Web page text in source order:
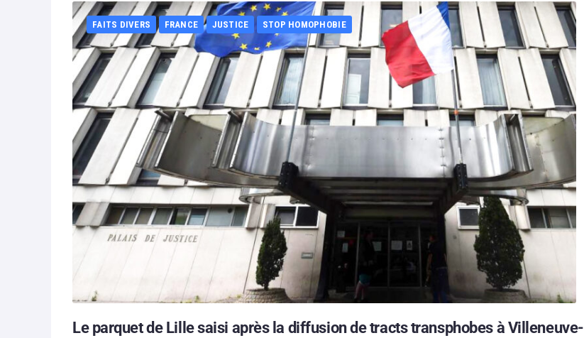
FAITS DIVERS FRANCE JUSTICE STOP HOMOPHOBIE
Le parquet de Lille saisi après la diffusion de tracts transphobes à Villeneuve-